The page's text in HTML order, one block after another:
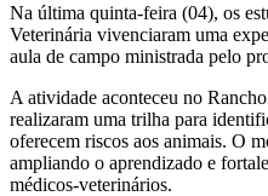
Na última quinta-feira (04), os
Veterinária vivenciaram uma
aula de campo ministrada pelo
A atividade aconteceu no
realizaram uma trilha para
oferecem riscos aos animais. O
ampliando o aprendizado e
médicos-veterinários.